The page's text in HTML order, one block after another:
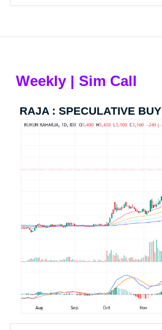
Weekly | Sim Call​
RAJA : SPECULATIVE BUY